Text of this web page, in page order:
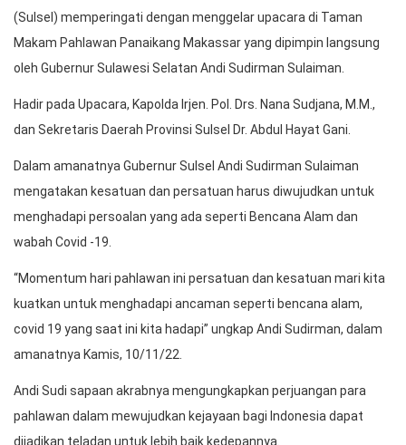
(Sulsel) memperingati dengan menggelar upacara di Taman
Makam Pahlawan Panaikang Makassar yang dipimpin langsung
oleh Gubernur Sulawesi Selatan Andi Sudirman Sulaiman.
Hadir pada Upacara, Kapolda Irjen. Pol. Drs. Nana Sudjana, M.M.,
dan Sekretaris Daerah Provinsi Sulsel Dr. Abdul Hayat Gani.
Dalam amanatnya Gubernur Sulsel Andi Sudirman Sulaiman
mengatakan kesatuan dan persatuan harus diwujudkan untuk
menghadapi persoalan yang ada seperti Bencana Alam dan
wabah Covid -19.
“Momentum hari pahlawan ini persatuan dan kesatuan mari kita
kuatkan untuk menghadapi ancaman seperti bencana alam,
covid 19 yang saat ini kita hadapi” ungkap Andi Sudirman, dalam
amanatnya Kamis, 10/11/22.
Andi Sudi sapaan akrabnya mengungkapkan perjuangan para
pahlawan dalam mewujudkan kejayaan bagi Indonesia dapat
dijadikan teladan untuk lebih baik kedepannya.